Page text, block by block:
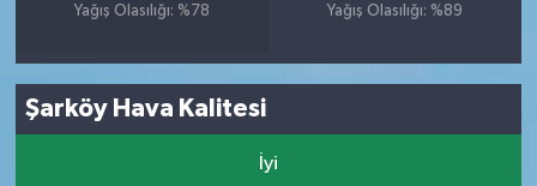
Yağış Olasılığı: %78 Yağış Olasılığı: %89
Şarköy Hava Kalitesi
İyi